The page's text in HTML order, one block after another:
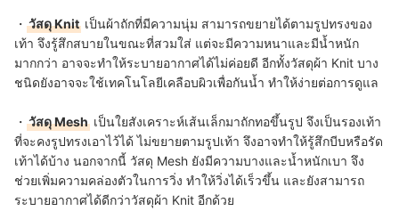
・ วัสดุ Knit เป็นผ้าถักที่มีความนุ่ม สามารถขยายได้ตามรูปทรงของ
เท้า จึงรู้สึกสบายในขณะที่สวมใส่ แต่จะมีความหนาและมีน้ำหนัก
มากกว่า อาจจะทำให้ระบายอากาศได้ไม่ค่อยดี อีกทั้งวัสดุผ้า Knit บาง
ชนิดยังอาจจะใช้เทคโนโลยีเคลือบผิวเพื่อกันน้ำ ทำให้ง่ายต่อการดูแล
・ วัสดุ Mesh เป็นใยสังเคราะห์เส้นเล็กมาถักทอขึ้นรูป จึงเป็นรองเท้า
ที่จะคงรูปทรงเอาไว้ได้ ไม่ขยายตามรูปเท้า จึงอาจทำให้รู้สึกบีบหรือรัด
เท้าได้บ้าง นอกจากนี้ วัสดุ Mesh ยังมีความบางและน้ำหนักเบา จึง
ช่วยเพิ่มความคล่องตัวในการวิ่ง ทำให้วิ่งได้เร็วขึ้น และยังสามารถ
ระบายอากาศได้ดีกว่าวัสดุผ้า Knit อีกด้วย